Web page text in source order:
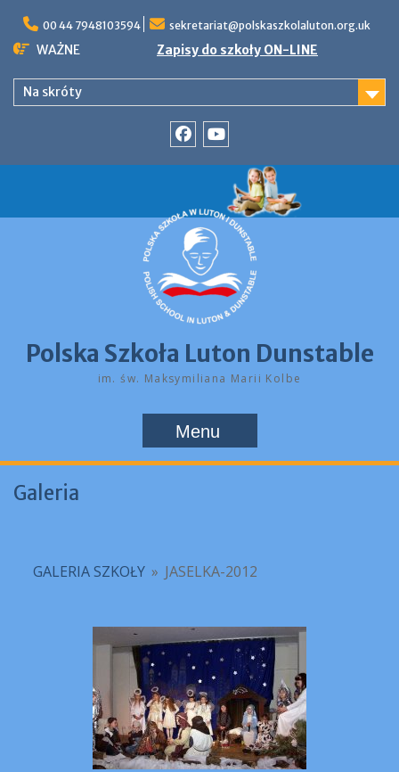
content
00 44 7948103594 sekretariat@polskaszkolaluton.org.uk
WAŻNE Zapisy do szkoły ON-LINE
Na skróty
Polska Szkoła Luton Dunstable
im. św. Maksymiliana Marii Kolbe
Menu
Galeria
GALERIA SZKOŁY » JASELKA-2012